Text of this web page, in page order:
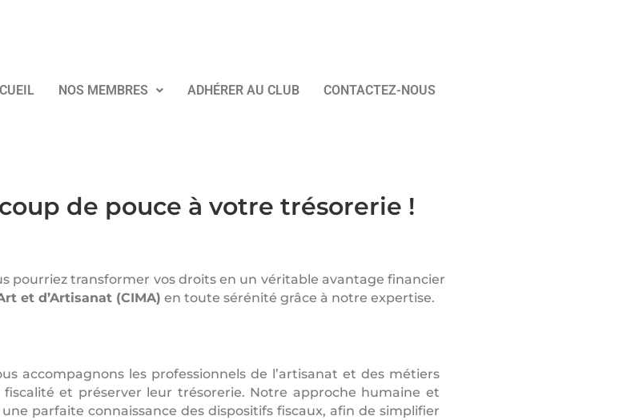
NOS MEMBRES ADHÉRER AU CLUB CONTACTEZ-NOUS
de pouce à votre trésorerie !
pourriez transformer vos droits en un véritable avantage financier
et d’Artisanat (CIMA) en toute sérénité grâce à notre expertise.
accompagnons les professionnels de l’artisanat et des métiers
et préserver leur trésorerie. Notre approche humaine et
parfaite connaissance des dispositifs fiscaux, afin de simplifier